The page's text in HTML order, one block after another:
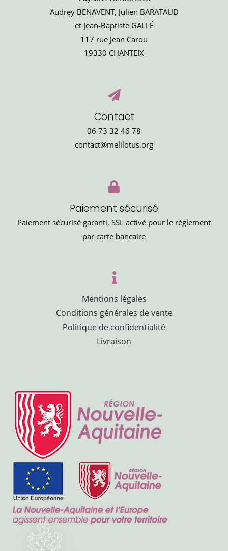
Audrey BENAVENT, Julien BARATAUD
et Jean-Baptiste GALLÉ
117 rue Jean Carou
19330 CHANTEIX
Contact
06 73 32 46 78
contact@melilotus.org
Paiement sécurisé
Paiement sécurisé garanti, SSL activé pour le règlement
par carte bancaire
Mentions légales
Conditions générales de vente
Politique de confidentialité
Livraison